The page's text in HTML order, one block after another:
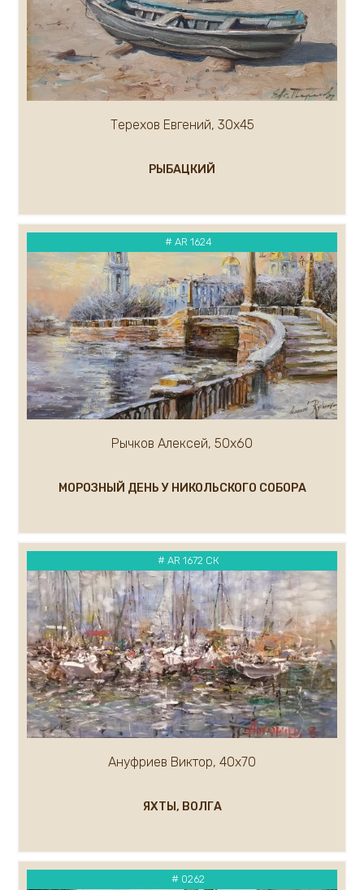
Кремер Марк
Кремер Александр
Крылов Александр
Кузнецов Андрей
Кукуева Светлана
Ледяев Сергей
Крюков Александр
Литвишков Алексей
Кукса Василий
Липак Владимир
Липатова Алла
Макаров Сергей
Мальков Кирилл
Малькова Ольга
Маслов Анатолий
Маргарян Артур
Мельникова Евгения
Миронов Геннадий
Михалев Николай
Показать ещё...(100)
Терехов Евгений, 30х45
РЫБАЦКИЙ
# AR 1624
Рычков Алексей, 50х60
МОРОЗНЫЙ ДЕНЬ У НИКОЛЬСКОГО СОБОРА
# AR 1672 СК
Ануфриев Виктор, 40х70
ЯХТЫ, ВОЛГА
# 0262